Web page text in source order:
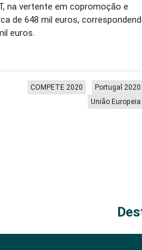
na vertente em copromoção e
de 648 mil euros,
euros.
Portugal 2020
COMPETE 2020
União Europeia